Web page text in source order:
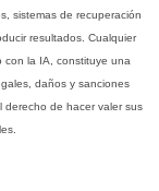
sistemas de recuperación
resultados. Cualquier
con la IA, constituye una
daños y sanciones
derecho de hacer valer sus